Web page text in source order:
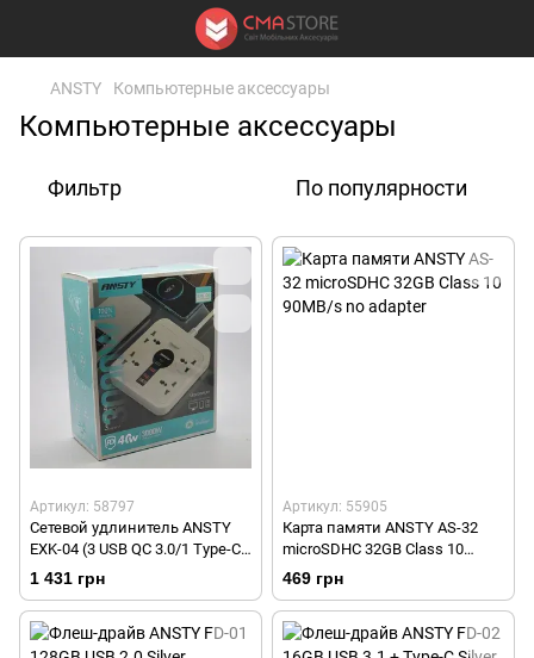
ANSTY Компьютерные аксессуары
Компьютерные аксессуары
Фильтр По популярности
Артикул: 58797
Сетевой удлинитель ANSTY
EXK-04 (3 USB QC 3.0/1 Type-C
PD/4xSocket) White
1 431 грн
Артикул: 55905
Карта памяти ANSTY AS-32
microSDHC 32GB Class 10
90MB/s no adapter
469 грн